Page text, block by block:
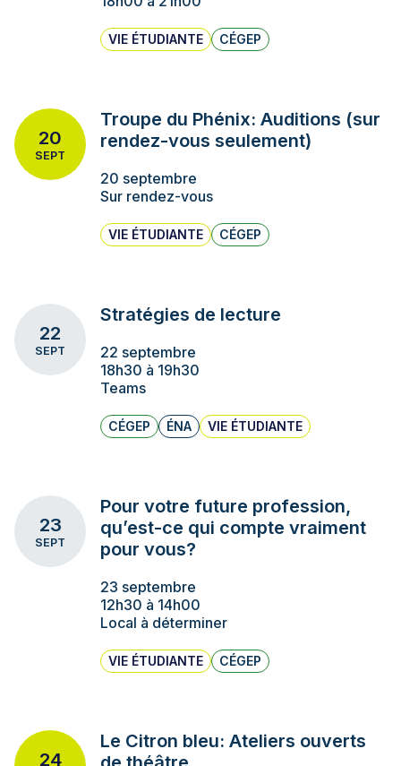
VIE ÉTUDIANTE CÉGEP
20
SEPT
Troupe du Phénix: Auditions (sur
rendez-vous seulement)
20 septembre
Sur rendez-vous
VIE ÉTUDIANTE CÉGEP
22
SEPT
Stratégies de lecture
22 septembre
18h30 à 19h30
Teams
CÉGEP ÉNA VIE ÉTUDIANTE
23
SEPT
Pour votre future profession,
qu’est-ce qui compte vraiment
pour vous?
23 septembre
12h30 à 14h00
Local à déterminer
VIE ÉTUDIANTE CÉGEP
24
Le Citron bleu: Ateliers ouverts